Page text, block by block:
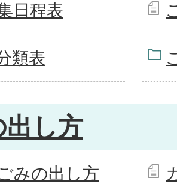
日程表
類表
出し方
みの出し方